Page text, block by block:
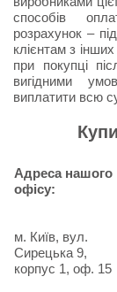
способів
розрахунок –
клієнтам з
при покупці
вигідними
виплатити всю
Адреса нашого
офісу:
м. Київ, вул.
Сирецька 9,
корпус 1, оф. 15